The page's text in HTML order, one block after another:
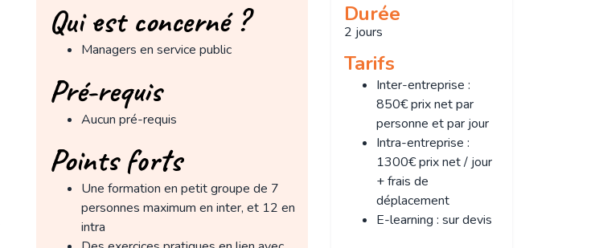
Qui est concerné ?
Managers en service public
Pré-requis
Aucun pré-requis
Points forts
Une formation en petit groupe de 7
personnes maximum en inter, et 12 en
intra
Durée
2 jours
Tarifs
Inter-entreprise :
850€ prix net par
personne et par jour
Intra-entreprise :
1300€ prix net / jour
+ frais de
déplacement
E-learning : sur devis